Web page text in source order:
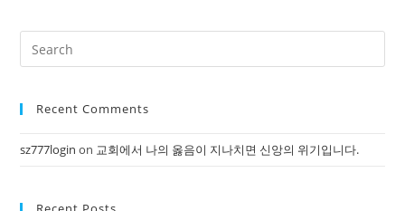
Recent Comments
sz777login on 교회에서 나의 옳음이 지나치면 신앙의 위기입니다.